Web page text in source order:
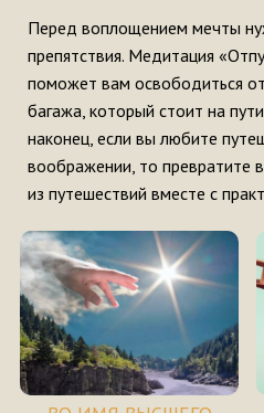
Перед воплощением мечты
препятствия. Медитация
поможет вам освободиться
багажа, который стоит на
наконец, если вы любите
воображении, то превратите
из путешествий вместе с